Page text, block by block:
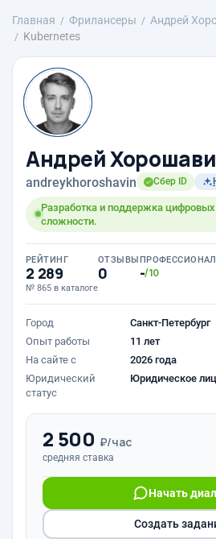
Главная Фрилансеры Андрей
Kubernetes
Андрей
andreykhoroshavin Сбер ID
Разработка и поддержка
сложности.
РЕЙТИНГ
2 289
№ 865 в каталоге
ОТЗЫВЫ
0 -/10
Город
Санкт-Петербург
Опыт работы
11 лет
На сайте с
2026 года
Юридический
статус
Юридическое
2 500 ₽/час
средняя ставка
Начать
Создать